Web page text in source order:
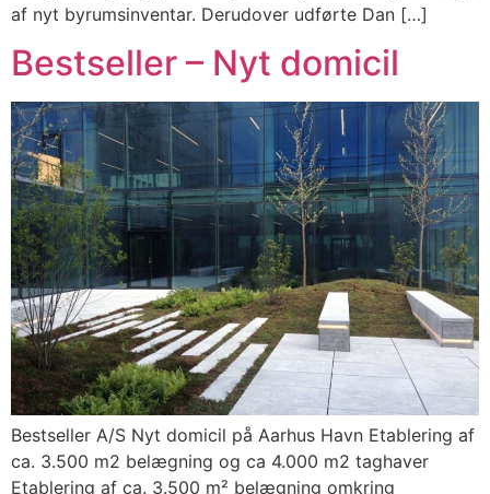
af nyt byrumsinventar. Derudover udførte Dan […]
Bestseller – Nyt domicil
Bestseller A/S Nyt domicil på Aarhus Havn Etablering af
ca. 3.500 m2 belægning og ca 4.000 m2 taghaver
Etablering af ca. 3.500 m² belægning omkring